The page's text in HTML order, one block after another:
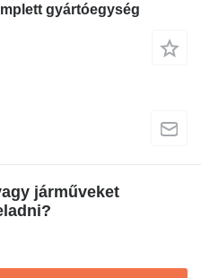
gyártóegység
járműveket